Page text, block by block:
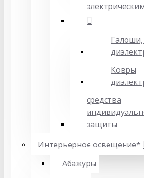
Ковры
средства
защиты
Интерьерное освещение*
Абажуры